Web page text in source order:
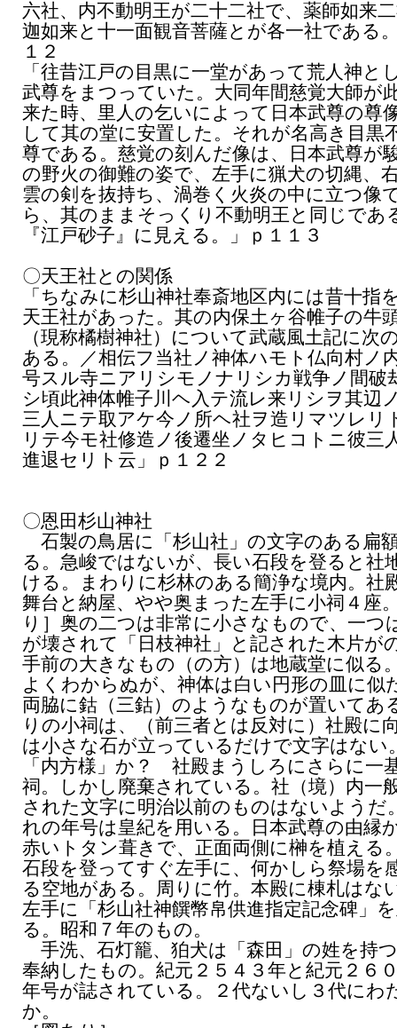
六社、内不動明王が二十二社で、薬師如来
迦如来と十一面観音菩薩とが各一社である
１２
「往昔江戸の目黒に一堂があって荒人神と
武尊をまつっていた。大同年間慈覚大師が
来た時、里人の乞いによって日本武尊の尊
して其の堂に安置した。それが名高き目黒
尊である。慈覚の刻んだ像は、日本武尊が
の野火の御難の姿で、左手に猟犬の切縄、
雲の剣を抜持ち、渦巻く火炎の中に立つ像
ら、其のままそっくり不動明王と同じであ
『江戸砂子』に見える。」ｐ１１３
〇天王社との関係
「ちなみに杉山神社奉斎地区内には昔十指
天王社があった。其の内保土ヶ谷帷子の牛
（現称橘樹神社）について武蔵風土記に次
ある。／相伝フ当社ノ神体ハモト仏向村ノ
号スル寺ニアリシモノナリシカ戦争ノ間破
シ頃此神体帷子川ヘ入テ流レ来リシヲ其辺
三人ニテ取アケ今ノ所ヘ社ヲ造リマツレリ
リテ今モ社修造ノ後遷坐ノタヒコトニ彼三
進退セリト云」ｐ１２２
〇恩田杉山神社
石製の鳥居に「杉山社」の文字のある扁
る。急峻ではないが、長い石段を登ると社
ける。まわりに杉林のある簡浄な境内。社
舞台と納屋、やや奥まった左手に小祠４座
り］奥の二つは非常に小さなもので、一つ
が壊されて「日枝神社」と記された木片が
手前の大きなもの（の方）は地蔵堂に似る
よくわからぬが、神体は白い円形の皿に似
両脇に鈷（三鈷）のようなものが置いてあ
りの小祠は、（前三者とは反対に）社殿に
は小さな石が立っているだけで文字はない
「内方様」か？ 社殿まうしろにさらに一
祠。しかし廃棄されている。社（境）内一
された文字に明治以前のものはないようだ
れの年号は皇紀を用いる。日本武尊の由縁
赤いトタン葺きで、正面両側に榊を植える
石段を登ってすぐ左手に、何かしら祭場を
る空地がある。周りに竹。本殿に棟札はな
左手に「杉山社神饌幣帛供進指定記念碑」
る。昭和７年のもの。
手洗、石灯籠、狛犬は「森田」の姓を持
奉納したもの。紀元２５４３年と紀元２６
年号が誌されている。２代ないし３代にわ
か。